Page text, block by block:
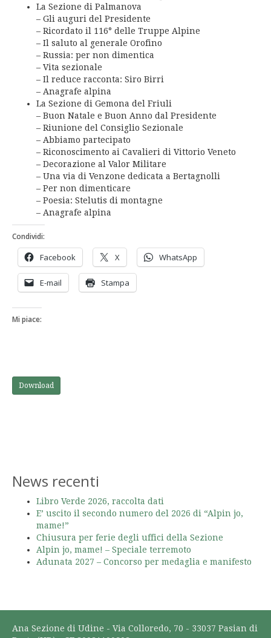
La Sezione di Palmanova
– Gli auguri del Presidente
– Ricordato il 116° delle Truppe Alpine
– Il saluto al generale Orofino
– Russia: per non dimentica
– Vita sezionale
– Il reduce racconta: Siro Birri
– Anagrafe alpina
La Sezione di Gemona del Friuli
– Buon Natale e Buon Anno dal Presidente
– Riunione del Consiglio Sezionale
– Abbiamo partecipato
– Riconoscimento ai Cavalieri di Vittorio Veneto
– Decorazione al Valor Militare
– Una via di Venzone dedicata a Bertagnolli
– Per non dimenticare
– Poesia: Stelutis di montagne
– Anagrafe alpina
Condividi:
Facebook X WhatsApp
E-mail Stampa
Mi piace:
Download
News recenti
Libro Verde 2026, raccolta dati
E’ uscito il secondo numero del 2026 di “Alpin jo,
mame!”
Chiusura per ferie degli uffici della Sezione
Alpin jo, mame! – Speciale terremoto
Adunata 2027 – Concorso per medaglia e manifesto
Ana Sezione di Udine - Via Colloredo, 70 - 33037 Pasian di